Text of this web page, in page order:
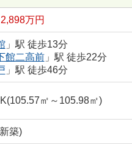
万円
」駅 徒歩13分
館二高前」駅 徒歩22分
」駅 徒歩46分
㎡～105.98㎡)
築)